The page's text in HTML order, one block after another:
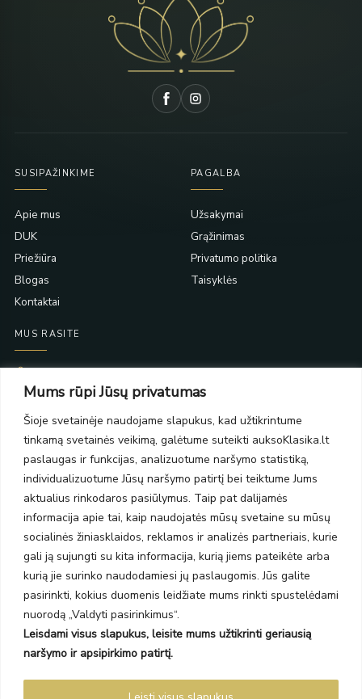
Mums rūpi Jūsų privatumas
Šioje svetainėje naudojame slapukus, kad užtikrintume
tinkamą svetainės veikimą, galėtume suteikti auksoKlasika.lt
paslaugas ir funkcijas, analizuotume naršymo statistiką,
individualizuotume Jūsų naršymo patirtį bei teiktume Jums
aktualius rinkodaros pasiūlymus. Taip pat dalijamės
informacija apie tai, kaip naudojatės mūsų svetaine su mūsų
socialinės žiniasklaidos, reklamos ir analizės partneriais, kurie
gali ją sujungti su kita informacija, kurią jiems pateikėte arba
kurią jie surinko naudodamiesi jų paslaugomis. Jūs galite
pasirinkti, kokius duomenis leidžiate mums rinkti spustelėdami
nuorodą „Valdyti pasirinkimus“.
Leisdami visus slapukus, leisite mums užtikrinti geriausią
naršymo ir apsipirkimo patirtį.
SUSIPAŽINKIME
Apie mus
DUK
Priežiūra
Blogas
Kontaktai
PAGALBA
Užsakymai
Grąžinimas
Privatumo politika
Taisyklės
MUS RASITE
PC Molas, Klaipėda
PC BIG 2, Klaipėda
Šilutės pl. 35
PC Banginis, Klaipėda
NAUJIENLAIŠKIS
Prenumeruokite ir gaukite pasiūlymus, naujienas bei riboto
leidimo kolekcijas.
SIŲSTI